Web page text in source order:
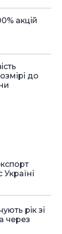
акцій
до
рік зі
через